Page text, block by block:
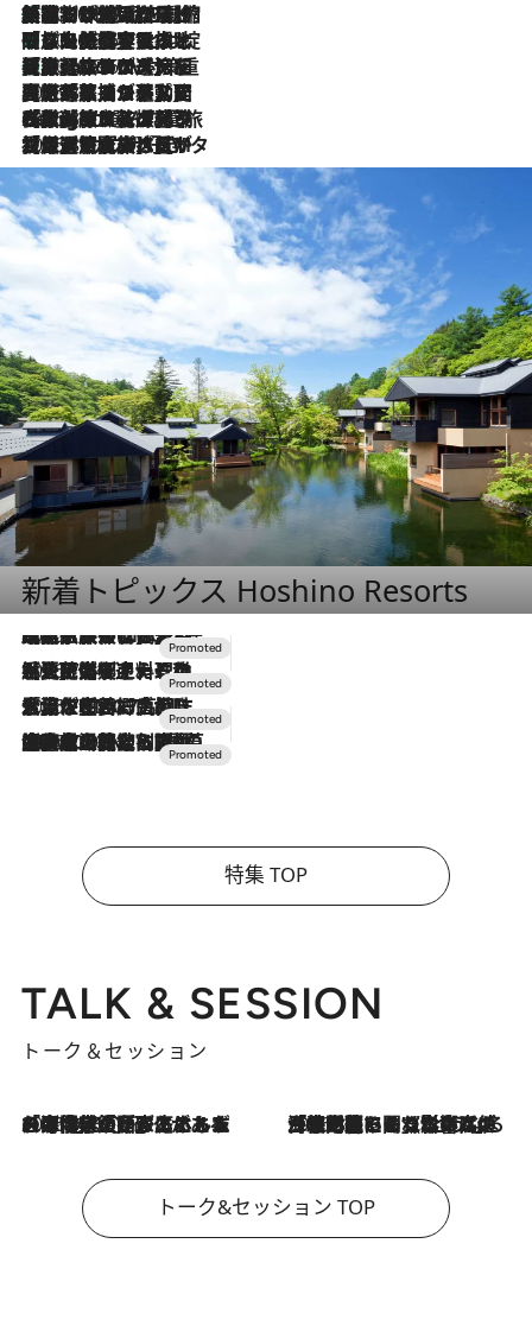
2026.8.6
「荷物が増えるほど旅ストレスは増す」美容ジャーナリストがたどり着いた最終結論。“化粧品を劇的に減らす”感動の凝縮美容とは
2026.8.6
「旅先には金髪ウィッグを持参」日本と同じメイクでは損してる!? 美容ジャーナリストが提案する“掟破りの旅美容”とは
2026.8.6
【厳選旅コスメ】「身軽さ＆UV対策重視！」ヘアアーティストshucoが選んだ夏旅ベストコスメを発表【Mサイズジップ】
2026.8.5
【厳選旅コスメ】国内をあちこち移動する河井菜摘が選んだ夏旅ベストコスメ発表！「リラックスアイテムはマスト」【Mサイズジップ】
2026.8.4
【厳選旅コスメ】「紫外線＆乾燥対策しながらメイク感も！」ヘア＆メイクGeorgeが選んだ夏旅ベストコスメを発表！【Mサイズジップ】
2026.8.3
【厳選旅コスメ】「保湿もタイパ重視！」“サウナ好き”タレント清水みさとが愛用する夏旅ベストコスメを発表！【Mサイズジップ】
新着トピックス Hoshino Resorts
2026.7.31
【ホテル帰省】という選択肢をOMOが提案。家族とほどよい距離を保つには「昼は実家、夜は気兼ねなくホテルで！」
2026.7.24
【夏限定ディナーコース】旬を迎える稚鮎や花ズッキーニなどをイタリア・トスカーナの郷土料理の手法で満喫！
2026.7.17
「土佐和ハーブかき氷」がOMO7高知に登場！生姜、山椒、大葉など目にも舌にも涼を呼ぶ郷土の味
2026.7.10
NEW OPEN！【界 草津】名湯の地に誕生。趣の異なる2種の温泉と上州ならではの会席・蕎麦割烹など美食を味わう究極の癒やし旅
特集 TOP
TALK & SESSION
トーク＆セッション
2026.8.3
「今後値上げがあるとすれば…」「リスクがあるのは今年の冬」エネルギー専門家が語る、ホルムズ海峡封鎖が家庭にもたらす“ある心配” 2026.8.3
「住宅建てられない…」「サーチャージ料の高値が続いている」ホルムズ海峡封鎖による影響はいつまで続く？《エネルギー専門家に聞く“どうなる日本の暮らし”》
トーク&セッション TOP